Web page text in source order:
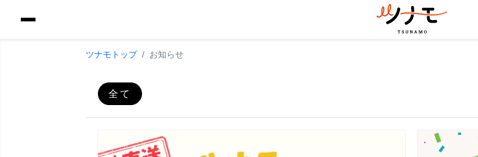
ツナモトップ お知らせ
全て